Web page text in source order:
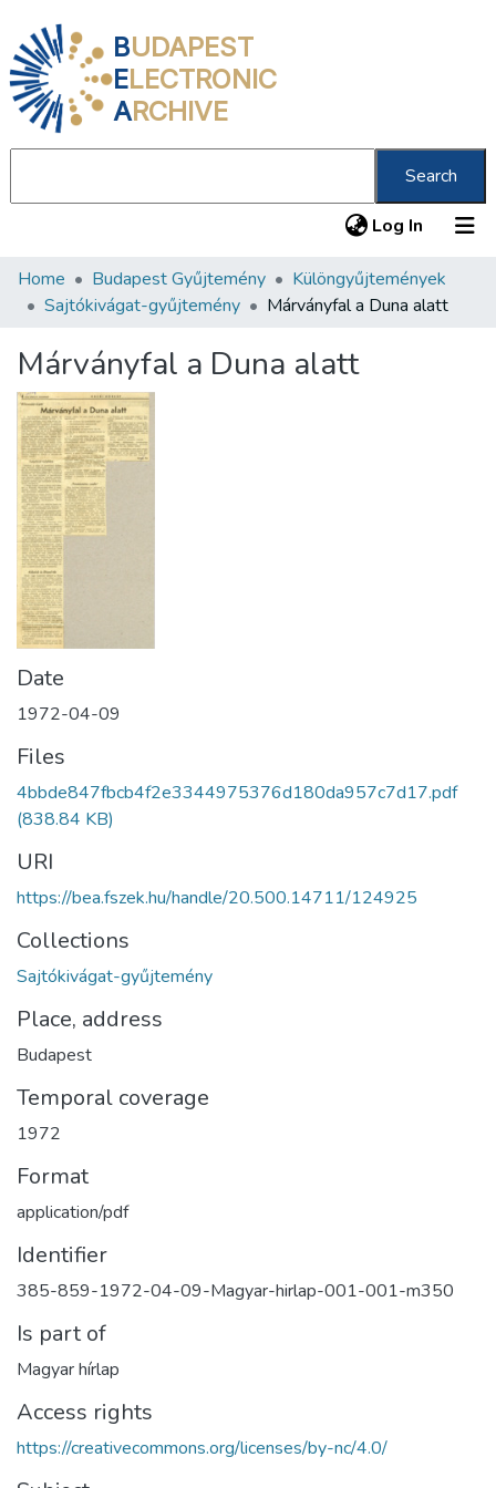
BUDAPEST
ELECTRONIC
ARCHIVE
Search
Log In (current)
Communities & Collections
Statistics
About us
Home Budapest Gyűjtemény
Különgyűjtemények
Sajtókivágat-gyűjtemény
Márványfal a Duna alatt
Márványfal a Duna alatt
Date
1972-04-09
Files
4bbde847fbcb4f2e3344975376d180da957c7d17.pdf
(838.84 KB)
URI
https://bea.fszek.hu/handle/20.500.14711/124925
Collections
Sajtókivágat-gyűjtemény
Place, address
Budapest
Temporal coverage
1972
Format
application/pdf
Identifier
385-859-1972-04-09-Magyar-hirlap-001-001-m350
Is part of
Magyar hírlap
Access rights
https://creativecommons.org/licenses/by-nc/4.0/